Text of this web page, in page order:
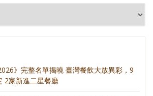
》完整名單揭曉 臺灣餐飲大放異彩，9
2家新進二星餐廳